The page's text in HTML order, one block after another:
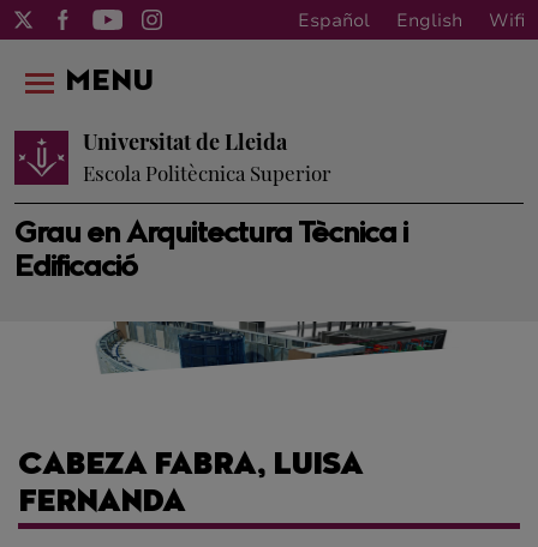
Español English Wifi
Grau en Arquitectura Tècnica i
Edificació
Universitat de Lleida
Escola Politècnica Superior
MENU
CABEZA FABRA, LUISA
FERNANDA